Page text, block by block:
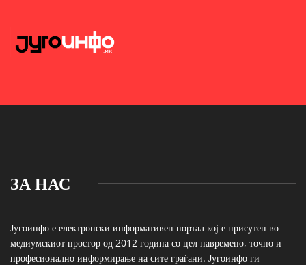
ЗА НАС
Југоинфо е електронски информативен портал кој е присутен во
медиумскиот простор од 2012 година со цел навремено, точно и
професионално информирање на сите граѓани. Југоинфо ги